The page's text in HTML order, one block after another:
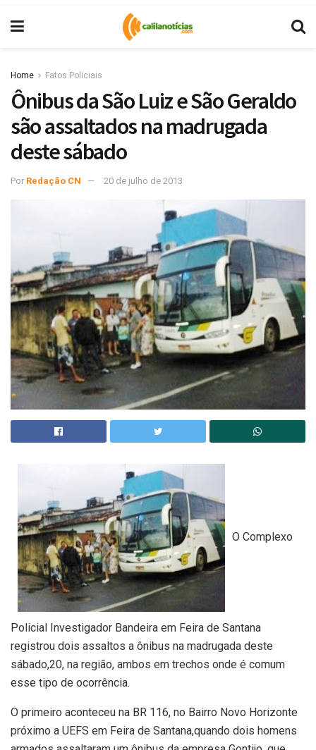
Home Fatos Policiais
Ônibus da São Luiz e São Geraldo
são assaltados na madrugada
deste sábado
Por Redação CN 20 de julho de 2013
O Complexo
Policial Investigador Bandeira em Feira de Santana
registrou dois assaltos a ônibus na madrugada deste
sábado,20, na região, ambos em trechos onde é comum
esse tipo de ocorrência.
O primeiro aconteceu na BR 116, no Bairro Novo Horizonte
próximo a UEFS em Feira de Santana,quando dois homens